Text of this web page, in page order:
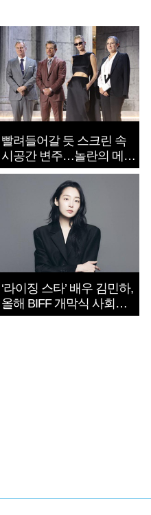
빨려들어갈 듯 스크린 속
시공간 변주…놀란의 메시
지는 ‘전쟁 속죄’
‘라이징 스타’ 배우 김민하,
올해 BIFF 개막식 사회자
확정